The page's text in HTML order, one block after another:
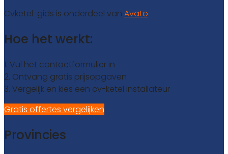
Cvketel-gids is onderdeel van Avato
Hoe het werkt:
1. Vul het contactformulier in
2. Ontvang gratis prijsopgaven
3. Vergelijk en kies een cv-ketel installateur
Gratis offertes vergelijken
Provincies